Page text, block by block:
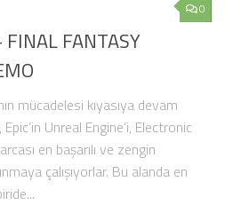
0
FANTASY
mücadelesi kıyasıya devam
Unreal Engine’i, Electronic
en başarılı ve zengin
çalışıyorlar. Bu alanda en